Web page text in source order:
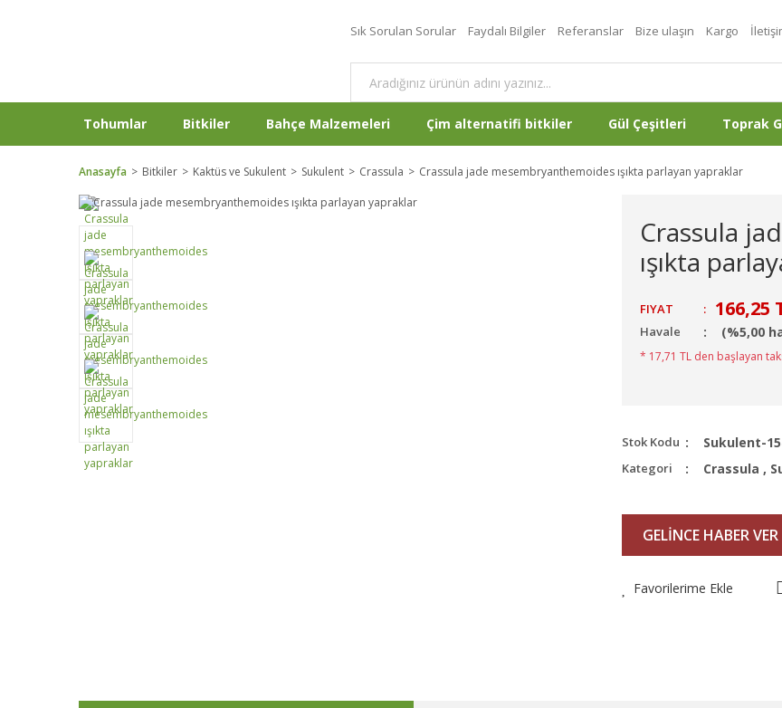
Sık Sorulan Sorular Faydalı Bilgiler Referanslar Bize ulaşın Kargo
Tohumlar Bitkiler Bahçe Malzemeleri Çim alternatifi bitkiler Gül Çeşitleri Toprak
Anasayfa Bitkiler Kaktüs ve Sukulent Sukulent Crassula Crassula jade mesembryanthemoides ışıkta parlayan yapraklar
Crassula
ışıkta
FIYAT : 166,25
Havale (%5,00
* 17,71 TL den başlayan
Stok Kodu Sukulent-
Kategori Crassula ,
GELİNCE HABER VER
Favorilerime Ekle